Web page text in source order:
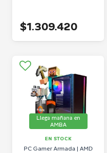
$1.309.420
Llega mañana en
AMBA
EN STOCK
PC Gamer Armada | AMD